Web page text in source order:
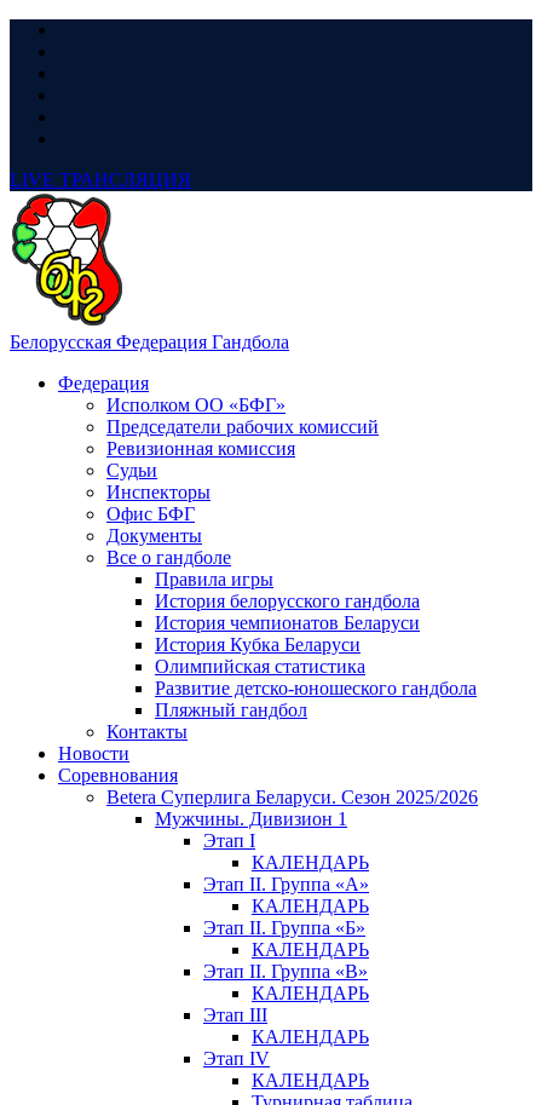
LIVE ТРАНСЛЯЦИЯ
Белорусская Федерация Гандбола
Федерация
Исполком ОО «БФГ»
Председатели рабочих комиссий
Ревизионная комиссия
Судьи
Инспекторы
Офис БФГ
Документы
Все о гандболе
Правила игры
История белорусского гандбола
История чемпионатов Беларуси
История Кубка Беларуси
Олимпийская статистика
Развитие детско-юношеского гандбола
Пляжный гандбол
Контакты
Новости
Соревнования
Betera Суперлига Беларуси. Сезон 2025/2026
Мужчины. Дивизион 1
Этап I
КАЛЕНДАРЬ
Этап II. Группа «А»
КАЛЕНДАРЬ
Этап II. Группа «Б»
КАЛЕНДАРЬ
Этап II. Группа «В»
КАЛЕНДАРЬ
Этап III
КАЛЕНДАРЬ
Этап IV
КАЛЕНДАРЬ